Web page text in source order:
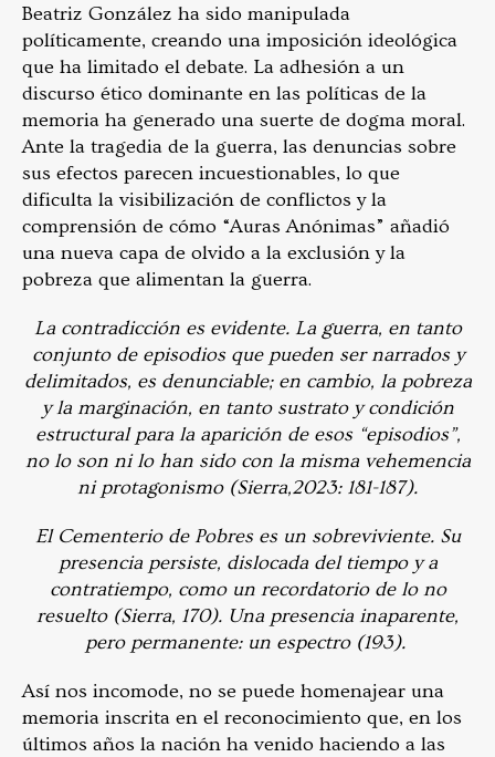
Beatriz González ha sido manipulada
políticamente, creando una imposición ideológica
que ha limitado el debate. La adhesión a un
discurso ético dominante en las políticas de la
memoria ha generado una suerte de dogma moral.
Ante la tragedia de la guerra, las denuncias sobre
sus efectos parecen incuestionables, lo que
dificulta la visibilización de conflictos y la
comprensión de cómo “Auras Anónimas” añadió
una nueva capa de olvido a la exclusión y la
pobreza que alimentan la guerra.
La contradicción es evidente. La guerra, en tanto
conjunto de episodios que pueden ser narrados y
delimitados, es denunciable; en cambio, la pobreza
y la marginación, en tanto sustrato y condición
estructural para la aparición de esos “episodios”,
no lo son ni lo han sido con la misma vehemencia
ni protagonismo (Sierra,2023: 181-187).
El Cementerio de Pobres es un sobreviviente. Su
presencia persiste, dislocada del tiempo y a
contratiempo, como un recordatorio de lo no
resuelto (Sierra, 170). Una presencia inaparente,
pero permanente: un espectro (193).
Así nos incomode, no se puede homenajear una
memoria inscrita en el reconocimiento que, en los
últimos años la nación ha venido haciendo a las